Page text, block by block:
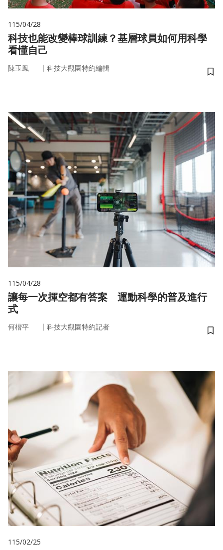
115/04/28
科技也能改變棒球訓練？基層球員如何用科學
看懂自己
陳玉鳳 ｜ 科技大觀園特約編輯
儲
115/04/28
讓每一次揮空都有答案 運動科學的普及進行
式
何楷平 ｜ 科技大觀園特約記者
儲
115/02/25